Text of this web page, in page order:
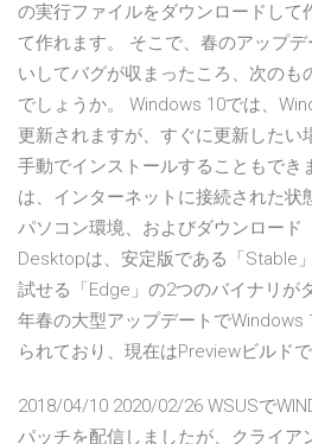
の実行ファイルをダウンロードして
て作れます。 そこで、春のアップ
いしてバグが収まったころ、次のも
でしょうか。 Windows 10では、
更新されますが、すぐに更新したい
手動でインストールすることもでき
は、インターネットに接続された状
パソコン環境、およびダウンロー
Desktopは、安定版である「Stable
試せる「Edge」の2つのバイナリが
年春の大型アップデートでWindows
られており、現在はPreviewビルド
2018/04/10 2020/02/26 WSUSで
パッチを配信しましたが、クライア